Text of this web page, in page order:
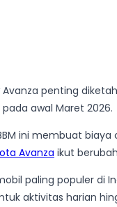
Avanza penting
awal Maret 2026.
ini membuat biaya
Avanza ikut
paling populer di
aktivitas harian